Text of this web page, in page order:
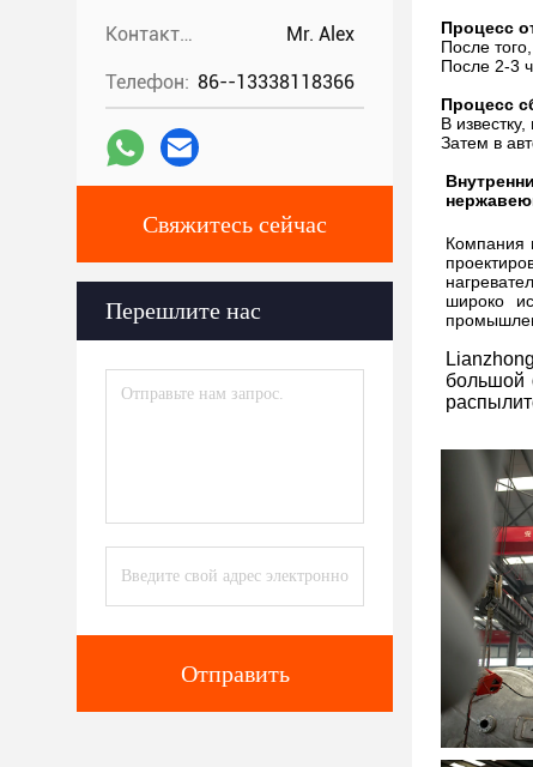
Контакты: Mr. Alex
Телефон: 86--13338118366
Свяжитесь сейчас
Перешлите нас
Отправить
Процесс
После
После 2-3
Процесс
В
Затем в
Компания
широко
большой